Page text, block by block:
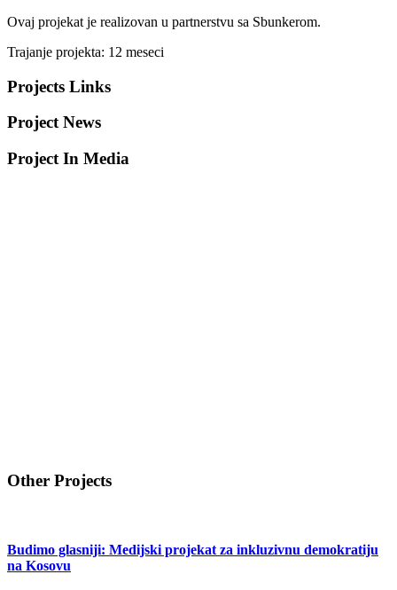
Ovaj projekat je realizovan u partnerstvu sa Sbunkerom.
Trajanje projekta: 12 meseci
Projects Links
Project News
Project In Media
Other Projects
Budimo glasniji: Medijski projekat za inkluzivnu demokratiju
na Kosovu